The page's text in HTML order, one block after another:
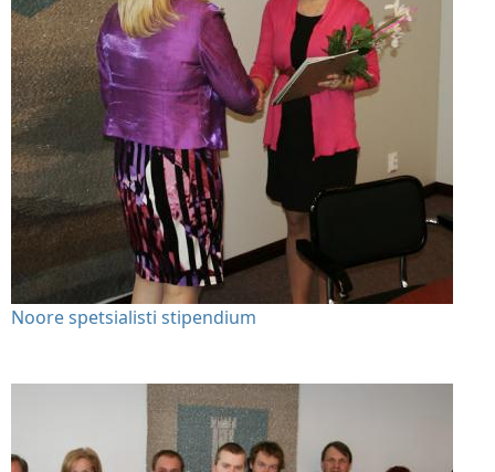
Noore spetsialisti stipendium